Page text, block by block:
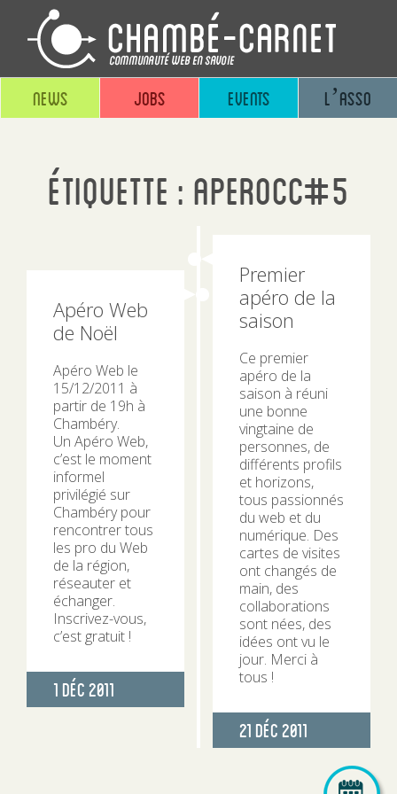
News Jobs Events L’asso
Étiquette : aperoCC#5
Premier
apéro de la
saison
Ce premier
apéro de la
saison à réuni
une bonne
vingtaine de
personnes, de
différents profils
et horizons,
tous passionnés
du web et du
numérique. Des
cartes de visites
ont changés de
main, des
collaborations
sont nées, des
idées ont vu le
jour. Merci à
tous !
Publié
21 Déc 2011
Apéro Web
de Noël
Apéro Web le
15/12/2011 à
partir de 19h à
Chambéry.
Un Apéro Web,
c’est le moment
informel
privilégié sur
Chambéry pour
rencontrer tous
les pro du Web
de la région,
réseauter et
échanger.
Inscrivez-vous,
c’est gratuit !
Publié
1 Déc 2011